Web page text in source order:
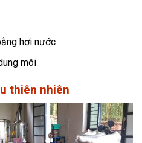
hơi nước
môi
thiên nhiên